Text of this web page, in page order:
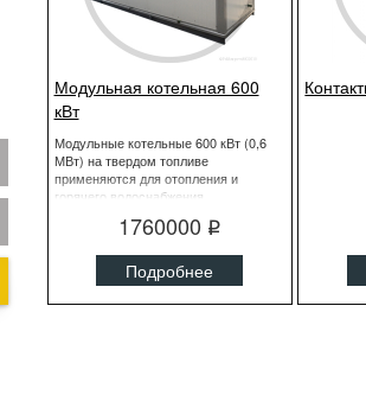
Модульная котельная 600
кВт
Модульные котельные 600 кВт (0,6
МВт) на твердом топливе
применяются для отопления и
горячего водоснабжения
1760000 q
Подробнее